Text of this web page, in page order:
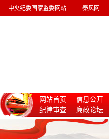
中央纪委国家监委网站 秦风网
网站首页 信息公开
纪律审查
廉政论坛
惩治腐败